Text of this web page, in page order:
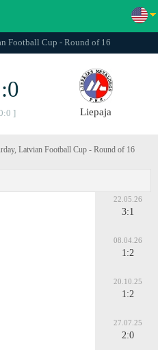
Football Cup - Round of 16
] Liepaja
Latvian Football Cup - Round of 16
22.05.26
3:1
08.04.26
1:2
20.10.25
1:2
27.07.25
2:0